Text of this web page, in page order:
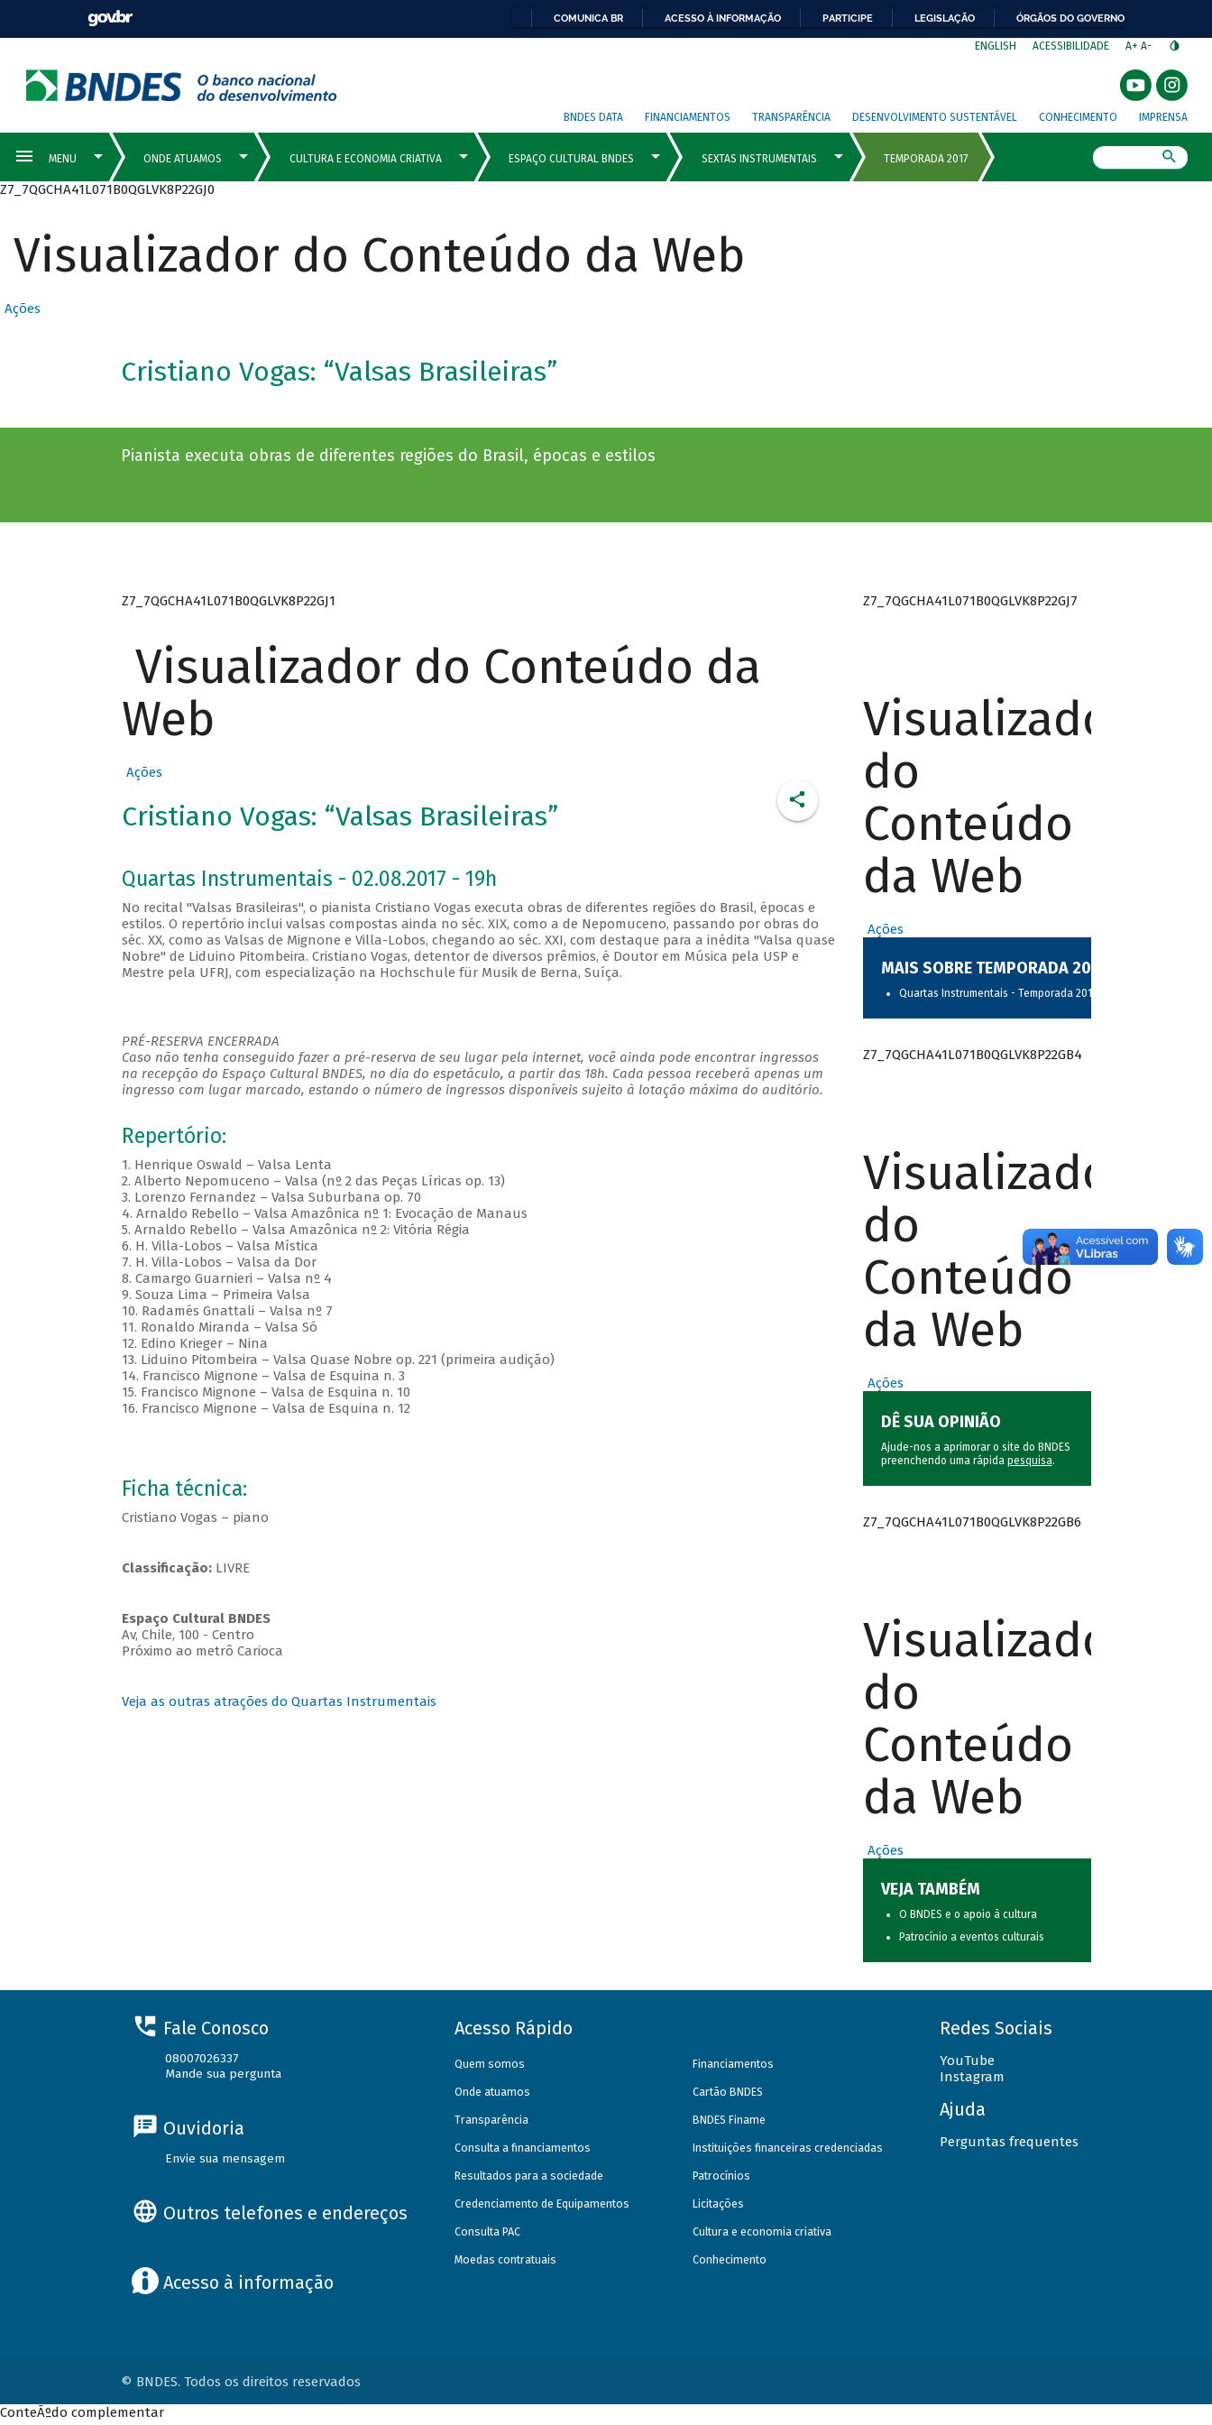
COMUNICA BR ACESSO À INFORMAÇÃO PARTICIPE LEGISLAÇÃO ÓRGÃOS DO GOVERNO
ENGLISH ACESSIBILIDADE A+ A-
BNDES DATA FINANCIAMENTOS TRANSPARÊNCIA DESENVOLVIMENTO SUSTENTÁVEL CONHECIMENTO IMPRENSA
Z7_7QGCHA41L071B0QGLVK8P22GJ0
Visualizador do Conteúdo da Web
Ações
Cristiano Vogas: “Valsas Brasileiras”
Pianista executa obras de diferentes regiões do Brasil, épocas e estilos
Z7_7QGCHA41L071B0QGLVK8P22GJ1
Visualizador do Conteúdo da
Web
Ações
Cristiano Vogas: “Valsas Brasileiras”
Quartas Instrumentais - 02.08.2017 - 19h
No recital "Valsas Brasileiras", o pianista Cristiano Vogas executa obras de diferentes regiões do Brasil, épocas e
estilos. O repertório inclui valsas compostas ainda no séc. XIX, como a de Nepomuceno, passando por obras do
séc. XX, como as Valsas de Mignone e Villa-Lobos, chegando ao séc. XXI, com destaque para a inédita "Valsa quase
Nobre" de Liduino Pitombeira. Cristiano Vogas, detentor de diversos prêmios, é Doutor em Música pela USP e
Mestre pela UFRJ, com especialização na Hochschule für Musik de Berna, Suíça.
PRÉ-RESERVA ENCERRADA
Caso não tenha conseguido fazer a pré-reserva de seu lugar pela internet, você ainda pode encontrar ingressos
na recepção do Espaço Cultural BNDES, no dia do espetáculo, a partir das 18h. Cada pessoa receberá apenas um
ingresso com lugar marcado, estando o número de ingressos disponíveis sujeito à lotação máxima do auditório.
Repertório:
1. Henrique Oswald – Valsa Lenta
2. Alberto Nepomuceno – Valsa (nº 2 das Peças Líricas op. 13)
3. Lorenzo Fernandez – Valsa Suburbana op. 70
4. Arnaldo Rebello – Valsa Amazônica nº 1: Evocação de Manaus
5. Arnaldo Rebello – Valsa Amazônica nº 2: Vitória Régia
6. H. Villa-Lobos – Valsa Mística
7. H. Villa-Lobos – Valsa da Dor
8. Camargo Guarnieri – Valsa nº 4
9. Souza Lima – Primeira Valsa
10. Radamés Gnattali – Valsa nº 7
11. Ronaldo Miranda – Valsa Só
12. Edino Krieger – Nina
13. Liduino Pitombeira – Valsa Quase Nobre op. 221 (primeira audição)
14. Francisco Mignone – Valsa de Esquina n. 3
15. Francisco Mignone – Valsa de Esquina n. 10
16. Francisco Mignone – Valsa de Esquina n. 12
Ficha técnica:
Cristiano Vogas – piano
Classificação:LIVRE
Espaço Cultural BNDES
Av, Chile, 100 - Centro
Próximo ao metrô Carioca
Veja as outras atrações do Quartas Instrumentais
Z7_7QGCHA41L071B0QGLVK8P22GJ7
Visualizador
do
Conteúdo
da Web
Ações
MAIS SOBRE TEMPORADA 2017
Quartas Instrumentais - Temporada 2017
Z7_7QGCHA41L071B0QGLVK8P22GB4
Visualizador
do
Conteúdo
da Web
Ações
DÊ SUA OPINIÃO
Ajude-nos a aprimorar o site do BNDES
preenchendo uma rápida pesquisa.
Z7_7QGCHA41L071B0QGLVK8P22GB6
Visualizador
do
Conteúdo
da Web
Ações
VEJA TAMBÉM
O BNDES e o apoio à cultura
Patrocínio a eventos culturais
Fale Conosco
08007026337
Mande sua pergunta
Ouvidoria
Envie sua mensagem
Outros telefones e endereços
Acesso à informação
Acesso Rápido
Quem somos
Onde atuamos
Transparência
Consulta a financiamentos
Resultados para a sociedade
Credenciamento de Equipamentos
Consulta PAC
Moedas contratuais
Financiamentos
Cartão BNDES
BNDES Finame
Instituições financeiras credenciadas
Patrocínios
Licitações
Cultura e economia criativa
Conhecimento
Redes Sociais
YouTube
Instagram
Ajuda
Perguntas frequentes
© BNDES. Todos os direitos reservados
ConteÃºdo complementar